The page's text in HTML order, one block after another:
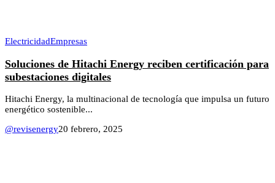
ElectricidadEmpresas
Soluciones de Hitachi Energy reciben certificación para
subestaciones digitales
Hitachi Energy, la multinacional de tecnología que impulsa un futuro
energético sostenible...
@revisenergy20 febrero, 2025